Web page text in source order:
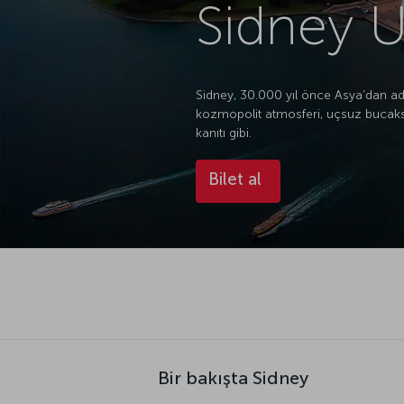
Sidney
Sidney, 30.000 yıl önce Asya’dan
kozmopolit atmosferi, uçsuz
kanıtı gibi.
Bilet al
Bir bakışta Sidney